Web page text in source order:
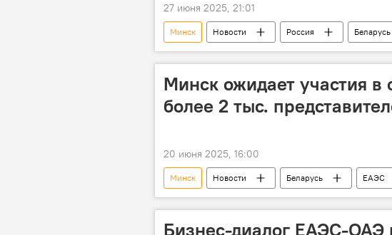
27 июня 2025, 21:01
Минск Новости Россия Беларусь
заседание
Утверждение Документы
Минск ожидает участия
более 2 тыс.
20 июня 2025, 16:00
Минск Новости Беларусь ЕАЭС
Высший Евразийский экономический совет
Бизнес-диалог ЕАЭС-ОАЭ